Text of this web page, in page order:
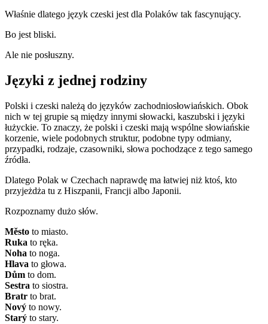
Właśnie dlatego język czeski jest dla Polaków tak fascynujący.
Bo jest bliski.
Ale nie posłuszny.
Języki z jednej rodziny
Polski i czeski należą do języków zachodniosłowiańskich. Obok
nich w tej grupie są między innymi słowacki, kaszubski i języki
łużyckie. To znaczy, że polski i czeski mają wspólne słowiańskie
korzenie, wiele podobnych struktur, podobne typy odmiany,
przypadki, rodzaje, czasowniki, słowa pochodzące z tego samego
źródła.
Dlatego Polak w Czechach naprawdę ma łatwiej niż ktoś, kto
przyjeżdża tu z Hiszpanii, Francji albo Japonii.
Rozpoznamy dużo słów.
Město to miasto.
Ruka to ręka.
Noha to noga.
Hlava to głowa.
Dům to dom.
Sestra to siostra.
Bratr to brat.
Nový to nowy.
Starý to stary.